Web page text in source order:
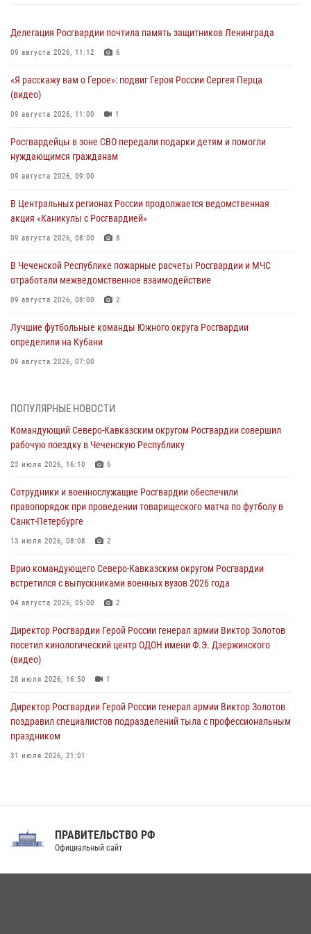
Делегация Росгвардии почтила память защитников Ленинграда
09 августа 2026, 11:12 6
«Я расскажу вам о Герое»: подвиг Героя России Сергея Перца
(видео)
09 августа 2026, 11:00 1
Росгвардейцы в зоне СВО передали подарки детям и помогли
нуждающимся гражданам
09 августа 2026, 09:00
В Центральных регионах России продолжается ведомственная
акция «Каникулы с Росгвардией»
09 августа 2026, 08:00 8
В Чеченской Республике пожарные расчеты Росгвардии и МЧС
отработали межведомственное взаимодействие
09 августа 2026, 08:00 2
Лучшие футбольные команды Южного округа Росгвардии
определили на Кубани
09 августа 2026, 07:00
(видео)
Росгвардейцы провели занятие по стрелковой подготовке для
воспитанников Центра детского, юношеского туризма и
09 августа 2026, 05:00
В регионах Урала бойцам Росгвардии в зону СВО передали свежие
тиражи газет
Всероссийская ведомственная акции «Каникулы с Росгвардией
проходит в Сибири
ПОПУЛЯРНЫЕ НОВОСТИ
Командующий Северо-Кавказским округом Росгвардии совершил
рабочую поездку в Чеченскую Республику
23 июля 2026, 16:10 6
Сотрудники и военнослужащие Росгвардии обеспечили
правопорядок при проведении товарищеского матча по футболу в
Санкт-Петербурге
13 июля 2026, 08:08 2
Врио командующего Северо-Кавказским округом Росгвардии
встретился с выпускниками военных вузов 2026 года
04 августа 2026, 05:00 2
Директор Росгвардии Герой России генерал армии Виктор Золотов
посетил кинологический центр ОДОН имени Ф.Э. Дзержинского
(видео)
28 июля 2026, 16:50 1
Директор Росгвардии Герой России генерал армии Виктор Золотов
поздравил специалистов подразделений тыла с профессиональным
праздником
31 июля 2026, 21:01
Праздник «Один день с Росгвардией» к 105-летию Центрального
ПРАВИТЕЛЬСТВО РФ
Официальный сайт